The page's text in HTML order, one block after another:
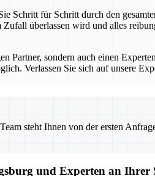
Schritt für Schritt durch den
überlassen wird und alles
Partner, sondern auch einen
Verlassen Sie sich auf unsere
steht Ihnen von der ersten
und Experten an Ihrer